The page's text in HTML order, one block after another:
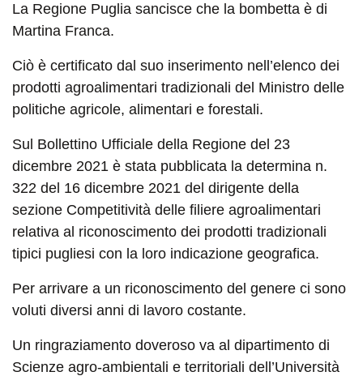
La Regione Puglia sancisce che la bombetta è di
Martina Franca.
Ciò è certificato dal suo inserimento nell’elenco dei
prodotti agroalimentari tradizionali del Ministro delle
politiche agricole, alimentari e forestali.
Sul Bollettino Ufficiale della Regione del 23
dicembre 2021 è stata pubblicata la determina n.
322 del 16 dicembre 2021 del dirigente della
sezione Competitività delle filiere agroalimentari
relativa al riconoscimento dei prodotti tradizionali
tipici pugliesi con la loro indicazione geografica.
Per arrivare a un riconoscimento del genere ci sono
voluti diversi anni di lavoro costante.
Un ringraziamento doveroso va al dipartimento di
Scienze agro-ambientali e territoriali dell’Università